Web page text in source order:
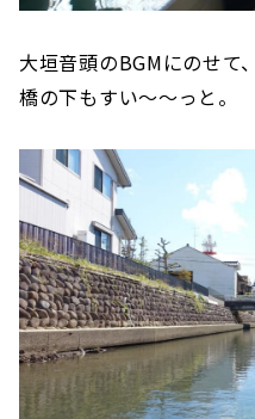
大垣音頭のBGMにのせて
橋の下もすい〜〜っと。